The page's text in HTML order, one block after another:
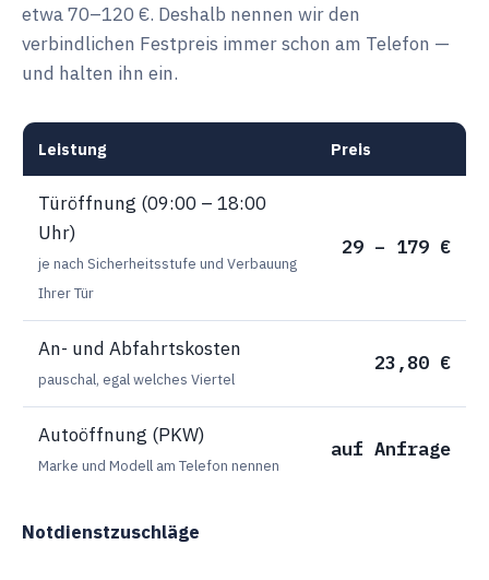
etwa 70–120 €. Deshalb nennen wir den
verbindlichen Festpreis immer schon am Telefon —
und halten ihn ein.
Leistung Preis
Türöffnung (09:00 – 18:00
Uhr)
je nach Sicherheitsstufe und Verbauung
Ihrer Tür
29 – 179 €
An- und Abfahrtskosten
pauschal, egal welches Viertel
23,80 €
Autoöffnung (PKW)
Marke und Modell am Telefon nennen
auf Anfrage
Notdienstzuschläge